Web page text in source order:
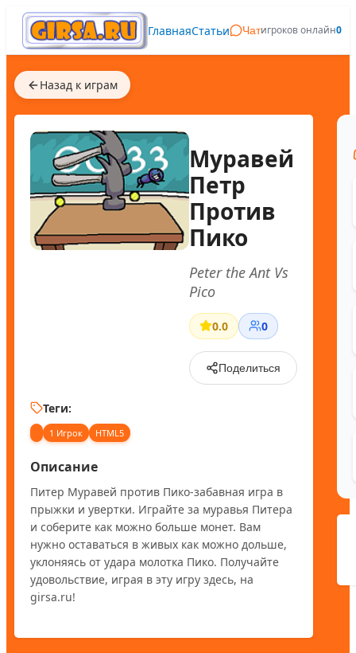
ГлавнаяСтатьи Чатигроков онлайн0
Назад к играм
Муравей
Петр
Против
Пико
Peter the Ant Vs
Pico
0.0 0
Поделиться
Теги:
1 Игрок HTML5
Описание
Питер Муравей против Пико-забавная игра в
прыжки и увертки. Играйте за муравья Питера
и соберите как можно больше монет. Вам
нужно оставаться в живых как можно дольше,
уклоняясь от удара молотка Пико. Получайте
удовольствие, играя в эту игру здесь, на
girsa.ru!